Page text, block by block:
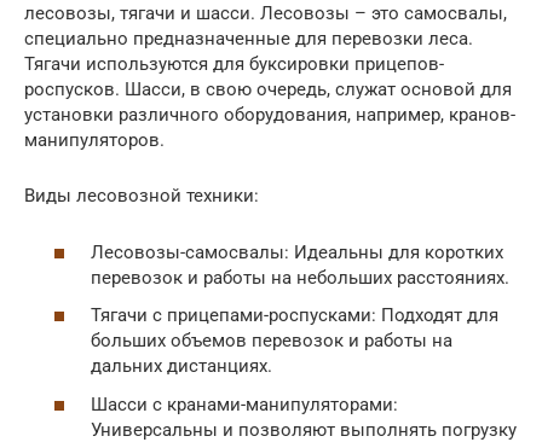
лесовозы, тягачи и шасси. Лесовозы – это самосвалы,
специально предназначенные для перевозки леса.
Тягачи используются для буксировки прицепов-
роспусков. Шасси, в свою очередь, служат основой для
установки различного оборудования, например, кранов-
манипуляторов.
Виды лесовозной техники:
Лесовозы-самосвалы: Идеальны для коротких
перевозок и работы на небольших расстояниях.
Тягачи с прицепами-роспусками: Подходят для
больших объемов перевозок и работы на
дальних дистанциях.
Шасси с кранами-манипуляторами:
Универсальны и позволяют выполнять погрузку